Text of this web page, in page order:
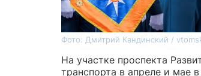
Фото: Дмитрий Кандинский /
На участке проспекта
транспорта в апреле и мае